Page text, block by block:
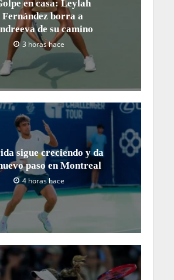
en casa: Leylah
Fernández borra a
de su camino
3 horas hace
sigue creciendo y da
paso en Montreal
4 horas hace